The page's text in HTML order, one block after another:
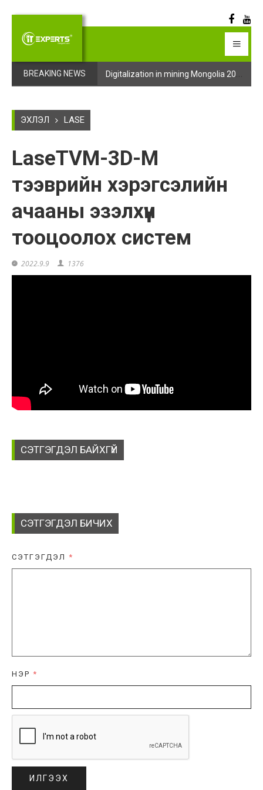
BREAKING NEWS
Digitalization in mining Mongolia 2025 арга хэмжээний бүртгэл эхэллээ Digitalization in mining Mongolia 2025 арга хэмжээний бүртгэл эхэллээ
ЭХЛЭЛ LASE
LaseTVM-3D-M
тээврийн хэрэгсэлийн
ачааны эзэлхүүн
тооцоолох систем
2022.9.9 1376
СЭТГЭГДЭЛ БАЙХГҮЙ
СЭТГЭГДЭЛ БИЧИХ
СЭТГЭГДЭЛ *
НЭР *